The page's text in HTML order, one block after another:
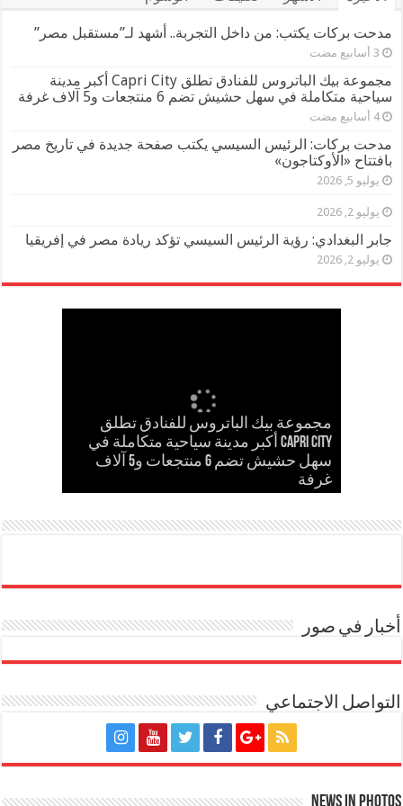
بركات يكتب: من داخل التجربة.. أشهد لـ”مستقبل مصر”
مجموعة بيك الباتروس للفنادق تطلق Capri City أكبر مدينة
متكاملة في سهل حشيش تضم 6 منتجعات و5 آلاف غرفة
بركات: الرئيس السيسي يكتب صفحة جديدة في تاريخ مصر
«الأوكتاجون»
يوليو 5, 2026
يوليو 2, 2026
البغدادي: رؤية الرئيس السيسي تؤكد ريادة مصر في إفريقيا
يوليو 2, 2026
مجموعة بيك الباتروس للفنادق تطلق
Capri City أكبر مدينة سياحية متكاملة في
سهل حشيش تضم 6 منتجعات و5 آلاف
غرفة
مدحت بركات يكتب: كلمة حق في حسام
حسن
مدحت بركات يستقبل الشيخ كامل مطر
في لقاء ودي حاشد بمنشية القناطر
بحضور قيادات القبائل والعائلات المصرية
إسلام حشاد وإبراهيم حشاد يخطفان
الأنظار بتصميم عالمي ارتدته سلمى عادل
في مهرجان كان
Cinema Track أول منصة رقمية لرصد
إيرادات السينما المصرية
في صور
الاجتماعي
News in